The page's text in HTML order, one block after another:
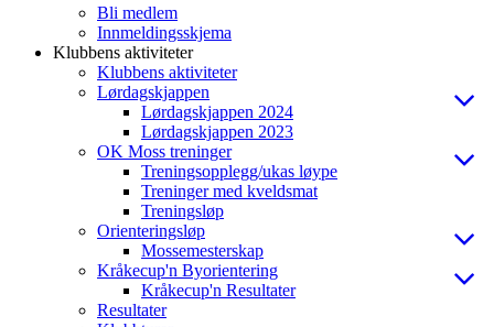
Bli medlem
Innmeldingsskjema
Klubbens aktiviteter
Klubbens aktiviteter
Lørdagskjappen
Lørdagskjappen 2024
Lørdagskjappen 2023
OK Moss treninger
Treningsopplegg/ukas løype
Treninger med kveldsmat
Treningsløp
Orienteringsløp
Mossemesterskap
Kråkecup'n Byorientering
Kråkecup'n Resultater
Resultater